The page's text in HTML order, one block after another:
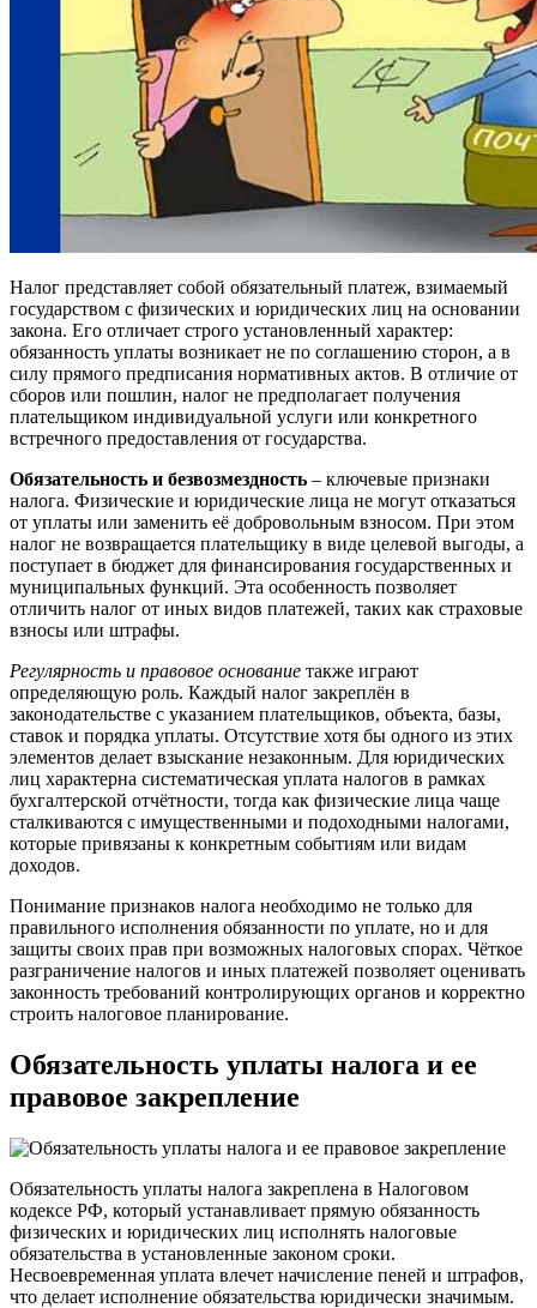
Налог представляет собой обязательный платеж, взимаемый
государством с физических и юридических лиц на основании
закона. Его отличает строго установленный характер:
обязанность уплаты возникает не по соглашению сторон, а в
силу прямого предписания нормативных актов. В отличие от
сборов или пошлин, налог не предполагает получения
плательщиком индивидуальной услуги или конкретного
встречного предоставления от государства.
Обязательность и безвозмездность – ключевые признаки
налога. Физические и юридические лица не могут отказаться
от уплаты или заменить её добровольным взносом. При этом
налог не возвращается плательщику в виде целевой выгоды, а
поступает в бюджет для финансирования государственных и
муниципальных функций. Эта особенность позволяет
отличить налог от иных видов платежей, таких как страховые
взносы или штрафы.
Регулярность и правовое основание также играют
определяющую роль. Каждый налог закреплён в
законодательстве с указанием плательщиков, объекта, базы,
ставок и порядка уплаты. Отсутствие хотя бы одного из этих
элементов делает взыскание незаконным. Для юридических
лиц характерна систематическая уплата налогов в рамках
бухгалтерской отчётности, тогда как физические лица чаще
сталкиваются с имущественными и подоходными налогами,
которые привязаны к конкретным событиям или видам
доходов.
Понимание признаков налога необходимо не только для
правильного исполнения обязанности по уплате, но и для
защиты своих прав при возможных налоговых спорах. Чёткое
разграничение налогов и иных платежей позволяет оценивать
законность требований контролирующих органов и корректно
строить налоговое планирование.
Обязательность уплаты налога и ее
правовое закрепление
Обязательность уплаты налога закреплена в Налоговом
кодексе РФ, который устанавливает прямую обязанность
физических и юридических лиц исполнять налоговые
обязательства в установленные законом сроки.
Несвоевременная уплата влечет начисление пеней и штрафов,
что делает исполнение обязательства юридически значимым.